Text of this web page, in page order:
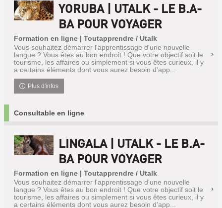
YORUBA | UTALK - LE B.A-
BA POUR VOYAGER
Formation en ligne | Toutapprendre / Utalk
Vous souhaitez démarrer l'apprentissage d'une nouvelle
langue ? Vous êtes au bon endroit ! Que votre objectif soit le
tourisme, les affaires ou simplement si vous êtes curieux, il y
a certains éléments dont vous aurez besoin d'app...
Plus d'infos
Consultable en ligne
LINGALA | UTALK - LE B.A-
BA POUR VOYAGER
Formation en ligne | Toutapprendre / Utalk
Vous souhaitez démarrer l'apprentissage d'une nouvelle
langue ? Vous êtes au bon endroit ! Que votre objectif soit le
tourisme, les affaires ou simplement si vous êtes curieux, il y
a certains éléments dont vous aurez besoin d'app...